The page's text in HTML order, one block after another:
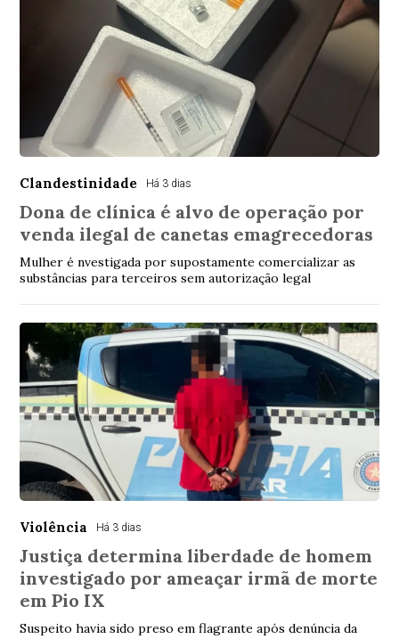
Clandestinidade Há 3 dias
Dona de clínica é alvo de operação por
venda ilegal de canetas emagrecedoras
Mulher é nvestigada por supostamente comercializar as
substâncias para terceiros sem autorização legal
Violência Há 3 dias
Justiça determina liberdade de homem
investigado por ameaçar irmã de morte
em Pio IX
Suspeito havia sido preso em flagrante após denúncia da